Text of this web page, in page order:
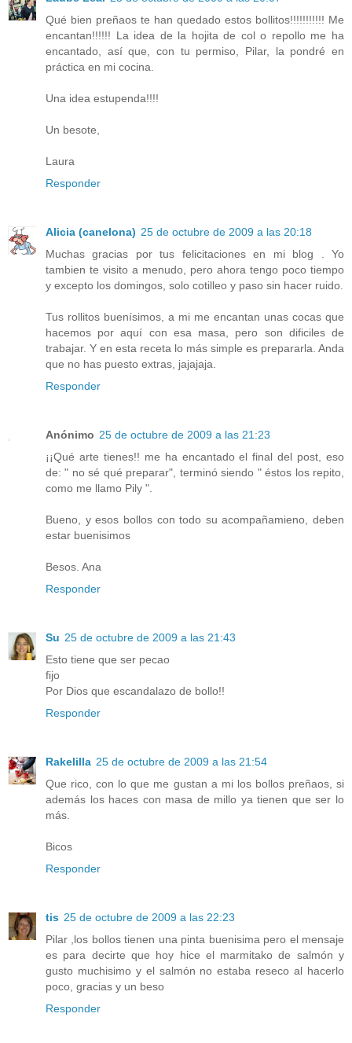
Qué bien preñaos te han quedado estos bollitos!!!!!!!!!!! Me
encantan!!!!!! La idea de la hojita de col o repollo me ha
encantado, así que, con tu permiso, Pilar, la pondré en
práctica en mi cocina.
Una idea estupenda!!!!
Un besote,
Laura
Responder
Alicia (canelona) 25 de octubre de 2009 a las 20:18
Muchas gracias por tus felicitaciones en mi blog . Yo
tambien te visito a menudo, pero ahora tengo poco tiempo
y excepto los domingos, solo cotilleo y paso sin hacer ruido.
Tus rollitos buenísimos, a mi me encantan unas cocas que
hacemos por aquí con esa masa, pero son dificiles de
trabajar. Y en esta receta lo más simple es prepararla. Anda
que no has puesto extras, jajajaja.
Responder
Anónimo 25 de octubre de 2009 a las 21:23
¡¡Qué arte tienes!! me ha encantado el final del post, eso
de: " no sé qué preparar", terminó siendo " éstos los repito,
como me llamo Pily ".
Bueno, y esos bollos con todo su acompañamieno, deben
estar buenisimos
Besos. Ana
Responder
Su 25 de octubre de 2009 a las 21:43
Esto tiene que ser pecao
fijo
Por Dios que escandalazo de bollo!!
Responder
Rakelilla 25 de octubre de 2009 a las 21:54
Que rico, con lo que me gustan a mi los bollos preñaos, si
además los haces con masa de millo ya tienen que ser lo
más.
Bicos
Responder
tis 25 de octubre de 2009 a las 22:23
Pilar ,los bollos tienen una pinta buenisima pero el mensaje
es para decirte que hoy hice el marmitako de salmón y
gusto muchisimo y el salmón no estaba reseco al hacerlo
poco, gracias y un beso
Responder